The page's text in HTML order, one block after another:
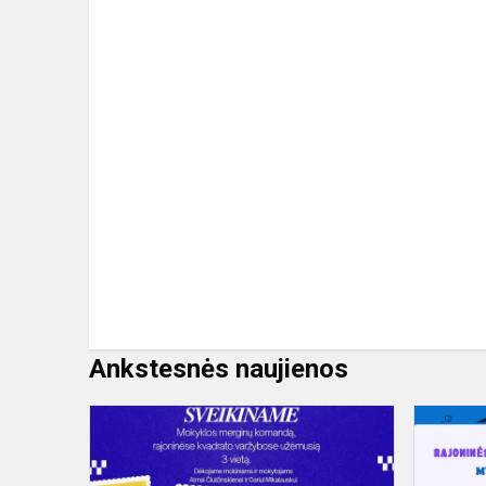
Ankstesnės naujienos
Rajoninės
varžybos